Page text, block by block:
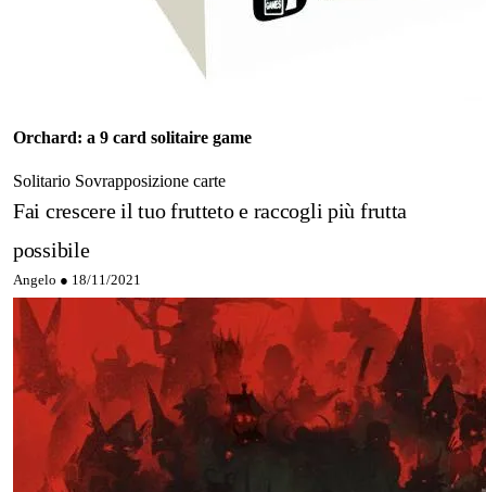
Orchard: a 9 card solitaire game
Solitario Sovrapposizione carte
Fai crescere il tuo frutteto e raccogli più frutta
possibile
Angelo ● 18/11/2021